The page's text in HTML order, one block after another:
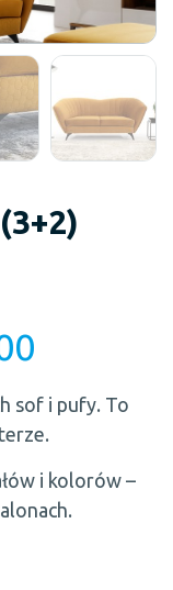
sof i pufy. To
i kolorów –